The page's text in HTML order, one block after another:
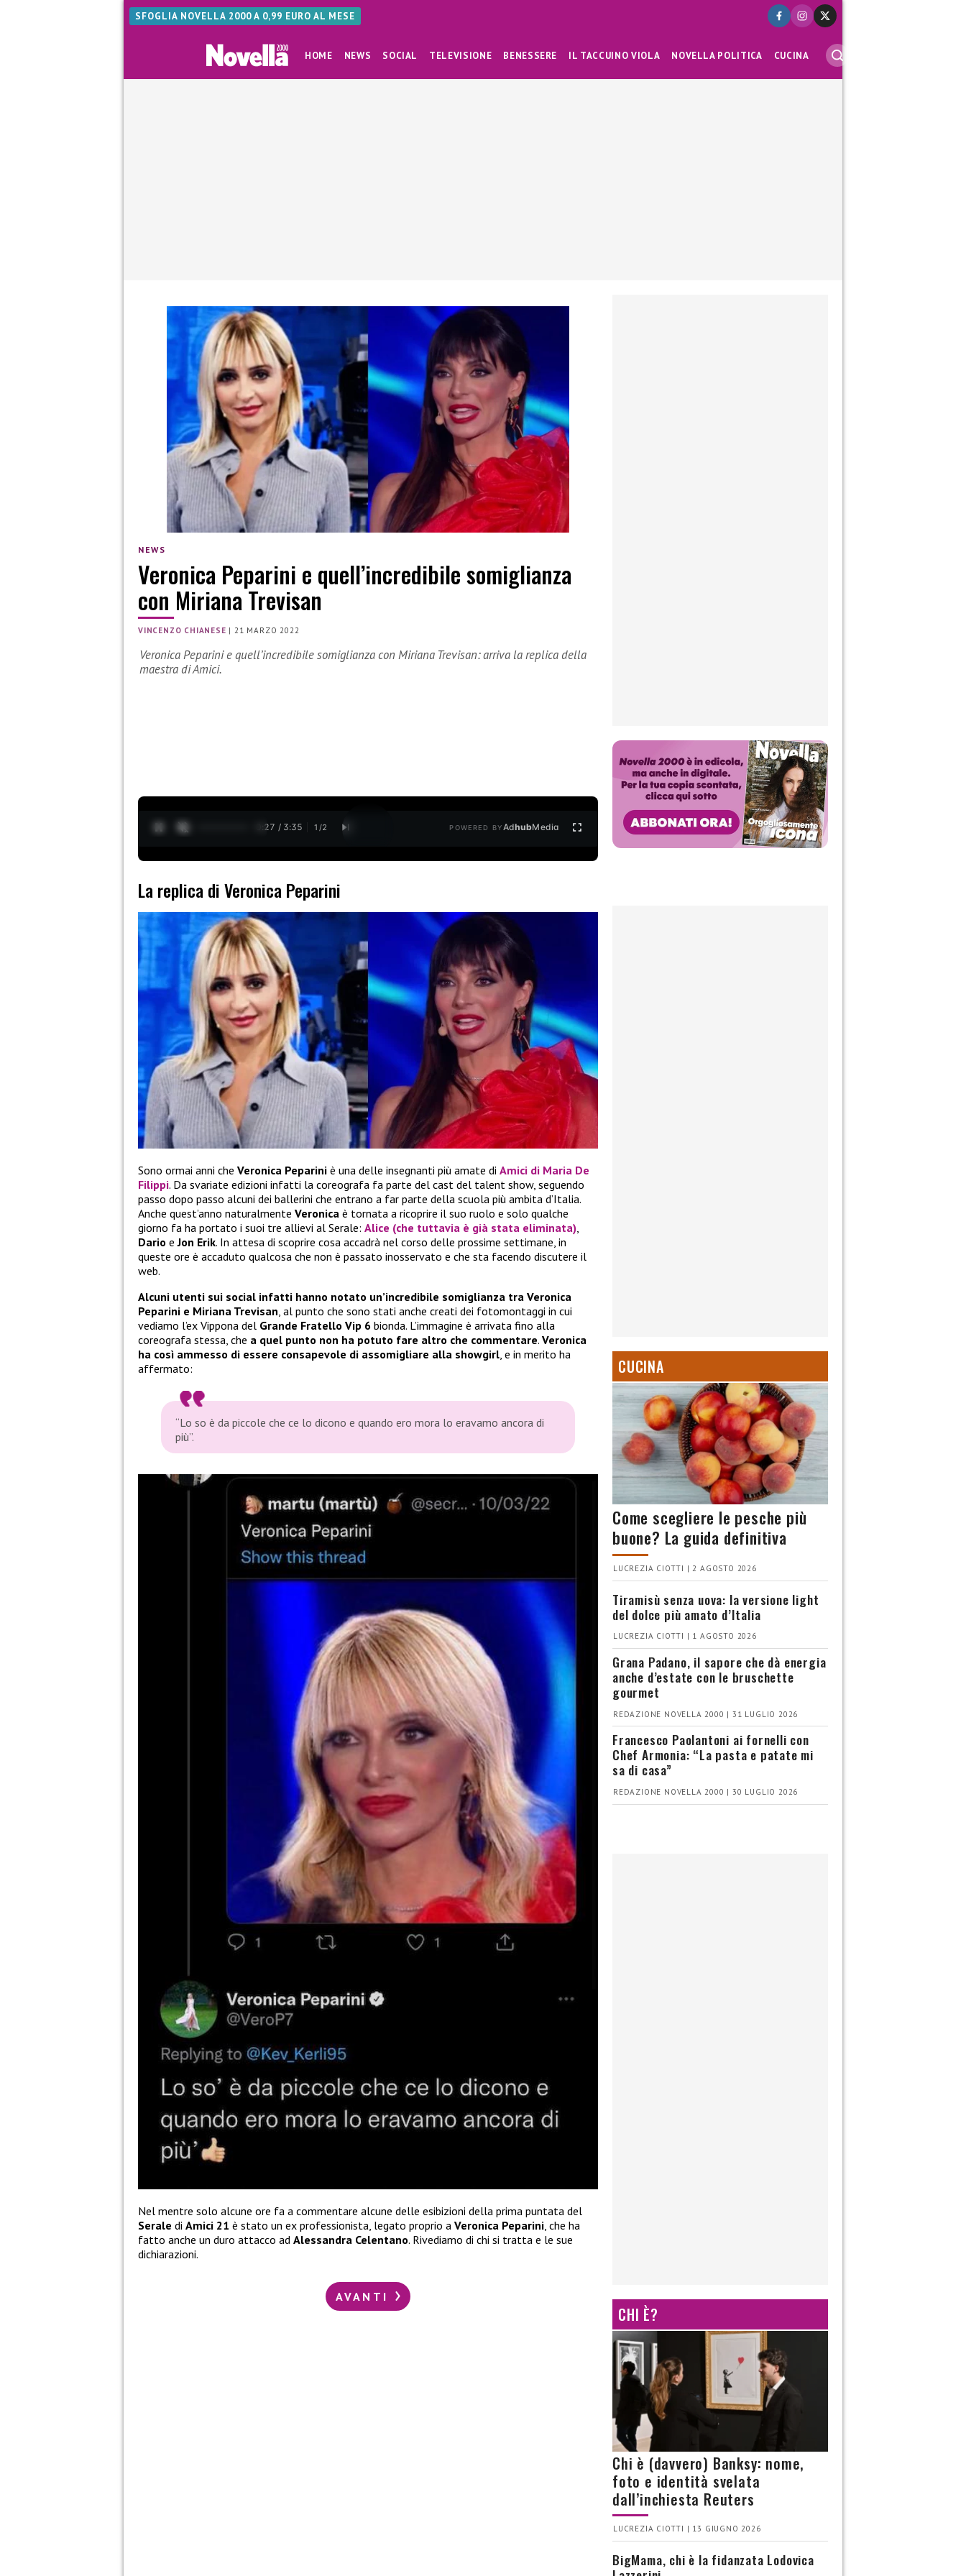
SFOGLIA NOVELLA 2000 A 0,99 EURO AL MESE
HOME NEWS SOCIAL TELEVISIONE BENESSERE IL TACCUINO VIOLA NOVELLA POLITICA CUCINA
NEWS
Veronica Peparini e quell’incredibile somiglianza
con Miriana Trevisan
VINCENZO CHIANESE |21 MARZO 2022
Veronica Peparini e quell’incredibile somiglianza con Miriana Trevisan: arriva la replica della
maestra di Amici.
0:28 / 3:35 1 /2 POWERED BYAdhubMedia
La replica di Veronica Peparini
Sono ormai anni che Veronica Peparini è una delle insegnanti più amate di Amici di Maria De
Filippi. Da svariate edizioni infatti la coreografa fa parte del cast del talent show, seguendo
passo dopo passo alcuni dei ballerini che entrano a far parte della scuola più ambita d’Italia.
Anche quest’anno naturalmente Veronica è tornata a ricoprire il suo ruolo e solo qualche
giorno fa ha portato i suoi tre allievi al Serale: Alice (che tuttavia è già stata eliminata),
Dario eJon Erik. In attesa di scoprire cosa accadrà nel corso delle prossime settimane, in
queste ore è accaduto qualcosa che non è passato inosservato e che sta facendo discutere il
web.
Alcuni utenti sui social infatti hanno notato un’incredibile somiglianza tra Veronica
Peparini e Miriana Trevisan, al punto che sono stati anche creati dei fotomontaggi in cui
vediamo l’ex Vippona del Grande Fratello Vip 6 bionda. L’immagine è arrivata fino alla
coreografa stessa, che a quel punto non ha potuto fare altro che commentare. Veronica
ha così ammesso di essere consapevole di assomigliare alla showgirl, e in merito ha
affermato:
“Lo so è da piccole che ce lo dicono e quando ero mora lo eravamo ancora di
più”.
Nel mentre solo alcune ore fa a commentare alcune delle esibizioni della prima puntata del
Serale di Amici 21 è stato un ex professionista, legato proprio a Veronica Peparini , che ha
fatto anche un duro attacco ad Alessandra Celentano. Rivediamo di chi si tratta e le sue
dichiarazioni.
AVANTI
CUCINA
Come scegliere le pesche più
buone? La guida definitiva
LUCREZIA CIOTTI | 2 AGOSTO 2026
Tiramisù senza uova: la versione light
del dolce più amato d’Italia
LUCREZIA CIOTTI | 1 AGOSTO 2026
Grana Padano, il sapore che dà energia
anche d’estate con le bruschette
gourmet
REDAZIONE NOVELLA 2000 | 31 LUGLIO 2026
Francesco Paolantoni ai fornelli con
Chef Armonia: “La pasta e patate mi
sa di casa”
REDAZIONE NOVELLA 2000 | 30 LUGLIO 2026
CHI È?
Chi è (davvero) Banksy: nome,
foto e identità svelata
dall’inchiesta Reuters
LUCREZIA CIOTTI | 13 GIUGNO 2026
BigMama, chi è la fidanzata Lodovica